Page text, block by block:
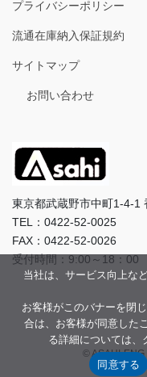
プライバシーポリシー
流通在庫納入保証規約
サイトマップ
お問い合わせ
東京都武蔵野市中町1-4-1
TEL：0422-52-0025
FAX：0422-52-0026
受付時間：9:00～18：00
© ASAHI-ENG
当社は、サービス向上な
お客様がこのバナーを閉
合は、お客様が同意した
る詳細については、
同意する